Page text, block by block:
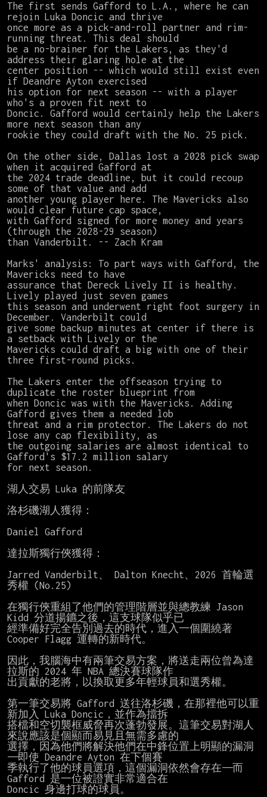
The first sends Gafford to L.A., where he can
rejoin Luka Doncic and thrive
once more as a pick-and-roll partner and rim-
running threat. This deal should
be a no-brainer for the Lakers, as they'd
address their glaring hole at the
center position -- which would still exist even
if Deandre Ayton exercised
his option for next season -- with a player
who's a proven fit next to
Doncic. Gafford would certainly help the Lakers
more next season than any
rookie they could draft with the No. 25 pick.
On the other side, Dallas lost a 2028 pick swap
when it acquired Gafford at
the 2024 trade deadline, but it could recoup
some of that value and add
another young player here. The Mavericks also
would clear future cap space,
with Gafford signed for more money and years
(through the 2028-29 season)
than Vanderbilt. -- Zach Kram
Marks' analysis: To part ways with Gafford, the
Mavericks need to have
assurance that Dereck Lively II is healthy.
Lively played just seven games
this season and underwent right foot surgery in
December. Vanderbilt could
give some backup minutes at center if there is
a setback with Lively or the
Mavericks could draft a big with one of their
three first-round picks.
The Lakers enter the offseason trying to
duplicate the roster blueprint from
when Doncic was with the Mavericks. Adding
Gafford gives them a needed lob
threat and a rim protector. The Lakers do not
lose any cap flexibility, as
the outgoing salaries are almost identical to
Gafford's $17.2 million salary
for next season.
湖人交易 Luka 的前隊友
洛杉磯湖人獲得：
Daniel Gafford
達拉斯獨行俠獲得：
Jarred Vanderbilt、 Dalton Knecht、2026 首輪選
秀權 (No.25)
在獨行俠重組了他們的管理階層並與總教練 Jason
Kidd 分道揚鑣之後，這支球隊似乎已
經準備好完全告別過去的時代，進入一個圍繞著
Cooper Flagg 運轉的新時代。
因此，我腦海中有兩筆交易方案，將送走兩位曾為達
拉斯的 2024 年 NBA 總決賽球隊作
出貢獻的老將，以換取更多年輕球員和選秀權。
第一筆交易將 Gafford 送往洛杉磯，在那裡他可以重
新加入 Luka Doncic，並作為擋拆
搭檔和空切襲框威脅再次蓬勃發展。這筆交易對湖人
來說應該是個顯而易見且無需多慮的
選擇，因為他們將解決他們在中鋒位置上明顯的漏洞
——即使 Deandre Ayton 在下個賽
季執行了他的球員選項，這個漏洞依然會存在——而
Gafford 是一位被證實非常適合在
Doncic 身邊打球的球員。